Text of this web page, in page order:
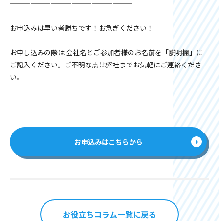
——————————————————
お申込みは早い者勝ちです！お急ぎください！
お申し込みの際は 会社名とご参加者様のお名前を「説明欄」に
ご記入ください。ご不明な点は弊社までお気軽にご連絡くださ
い。
お申込みはこちらから
お役立ちコラム一覧に戻る